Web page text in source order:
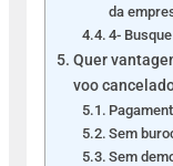
da
4-
Quer
voo
Sem
Sem